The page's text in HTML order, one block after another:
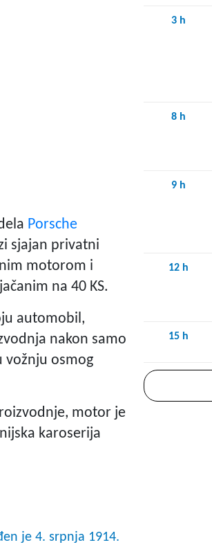
Porsche
sjajan privatni
motorom i
na 40 KS.
automobil,
nakon samo
vožnju osmog
motor je
karoserija
je 4. srpnja 1914.
3 h
8 h
9 h
12 h
15 h